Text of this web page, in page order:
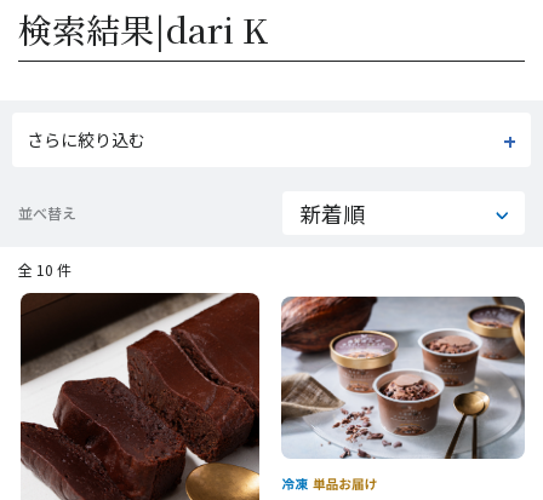
検索結果|dari K
さらに絞り込む
並べ替え
全 10 件